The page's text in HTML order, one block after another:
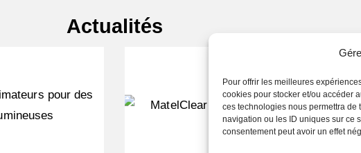
Pour offrir les meilleures
cookies pour stocker et/ou accéder
ces technologies nous permettra de
navigation ou les ID uniques sur ce
consentement peut avoir un effet
Actualités